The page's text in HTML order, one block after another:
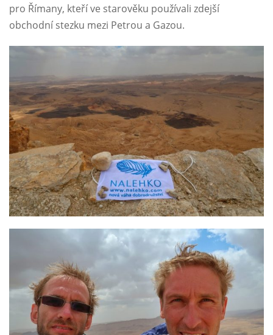
pro Římany, kteří ve starověku používali zdejší
obchodní stezku mezi Petrou a Gazou.